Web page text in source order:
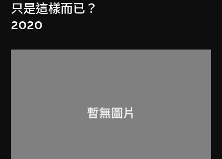
只是這樣而已？
2020